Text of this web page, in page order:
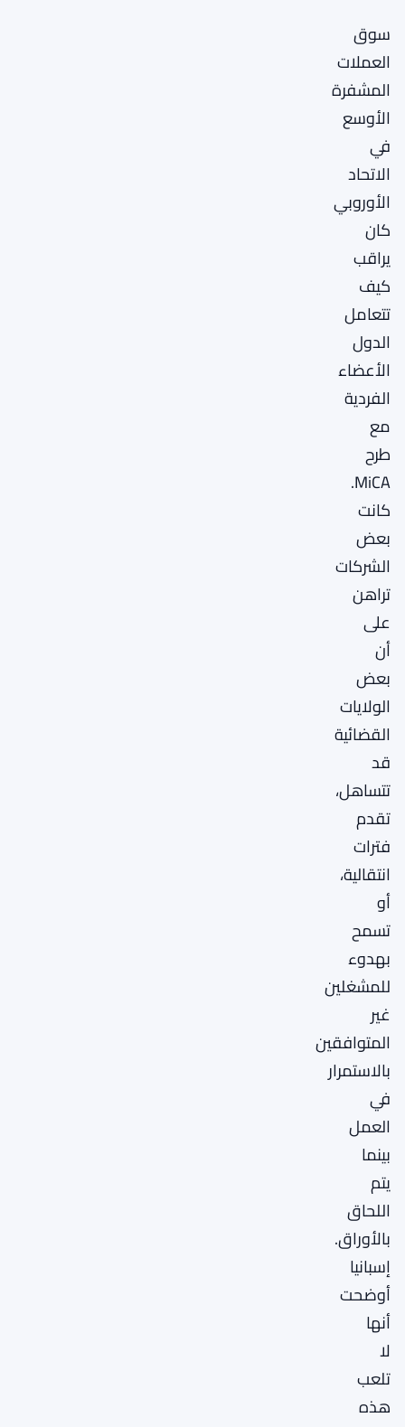
سوق
العملات
المشفرة
الأوسع
في
الاتحاد
الأوروبي
كان
يراقب
كيف
تتعامل
الدول
الأعضاء
الفردية
مع
طرح
MiCA.
كانت
بعض
الشركات
تراهن
على
أن
بعض
الولايات
القضائية
قد
تتساهل،
تقدم
فترات
انتقالية،
أو
تسمح
بهدوء
للمشغلين
غير
المتوافقين
بالاستمرار
في
العمل
بينما
يتم
اللحاق
بالأوراق.
إسبانيا
أوضحت
أنها
لا
تلعب
هذه